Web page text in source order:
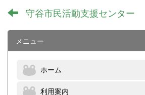
守谷市民活動支援センター
メニュー
ホーム
利用案内